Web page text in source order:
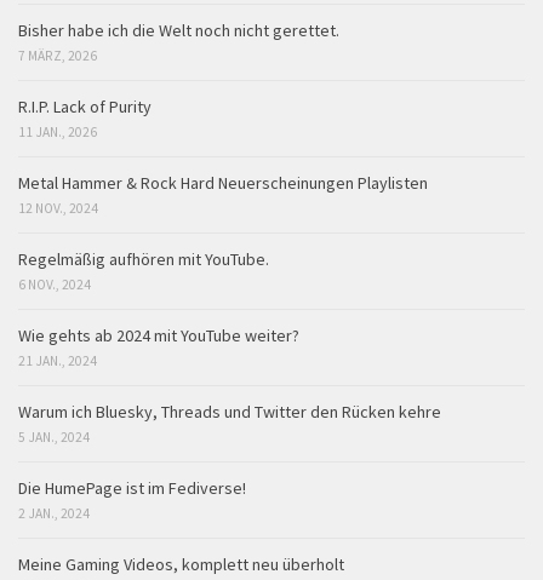
Bisher habe ich die Welt noch nicht gerettet.
7 MÄRZ, 2026
R.I.P. Lack of Purity
11 JAN., 2026
Metal Hammer & Rock Hard Neuerscheinungen Playlisten
12 NOV., 2024
Regelmäßig aufhören mit YouTube.
6 NOV., 2024
Wie gehts ab 2024 mit YouTube weiter?
21 JAN., 2024
Warum ich Bluesky, Threads und Twitter den Rücken kehre
5 JAN., 2024
Die HumePage ist im Fediverse!
2 JAN., 2024
Meine Gaming Videos, komplett neu überholt